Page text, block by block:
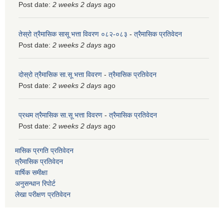
Post date: 2 weeks 2 days ago
तेस्रो त्रैमासिक सासू भत्ता विवरण ०८२-०८३ - त्रैमासिक प्रतिवेदन
Post date: 2 weeks 2 days ago
दोस्रो त्रैमासिक सा.सू भत्ता विवरण - त्रैमासिक प्रतिवेदन
Post date: 2 weeks 2 days ago
प्रथम त्रैमासिक सा.सू भत्ता विवरण - त्रैमासिक प्रतिवेदन
Post date: 2 weeks 2 days ago
मासिक प्रगति प्रतिवेदन
त्रैमासिक प्रतिवेदन
वार्षिक समीक्षा
अनुसन्धान रिपोर्ट
लेखा परीक्षण प्रतिवेदन